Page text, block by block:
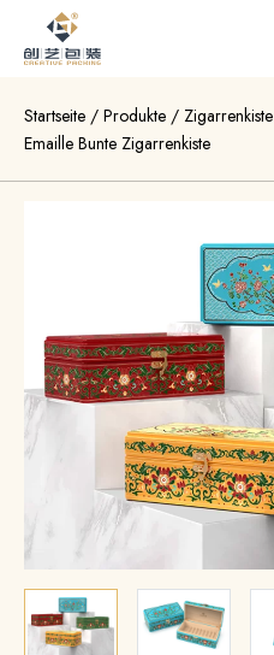
Startseite / Produkte / Zigarrenkiste
Emaille Bunte Zigarrenkiste